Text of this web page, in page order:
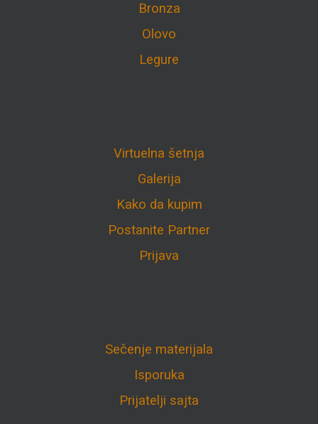
Bronza
Olovo
Legure
Virtuelna šetnja
Galerija
Kako da kupim
Postanite Partner
Prijava
Sečenje materijala
Isporuka
Prijatelji sajta